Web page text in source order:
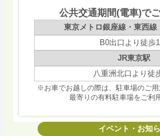
公共交通期間(電車)で
東京メトロ銀座線・東西線
B0出口より徒歩
JR東京駅
八重洲北口より徒
※お車でお越しの際は、駐車場のご
最寄りの有料駐車場をご利
イベント・お知